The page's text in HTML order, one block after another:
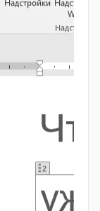
- ...
читает